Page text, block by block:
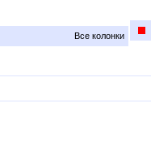
Все колонки